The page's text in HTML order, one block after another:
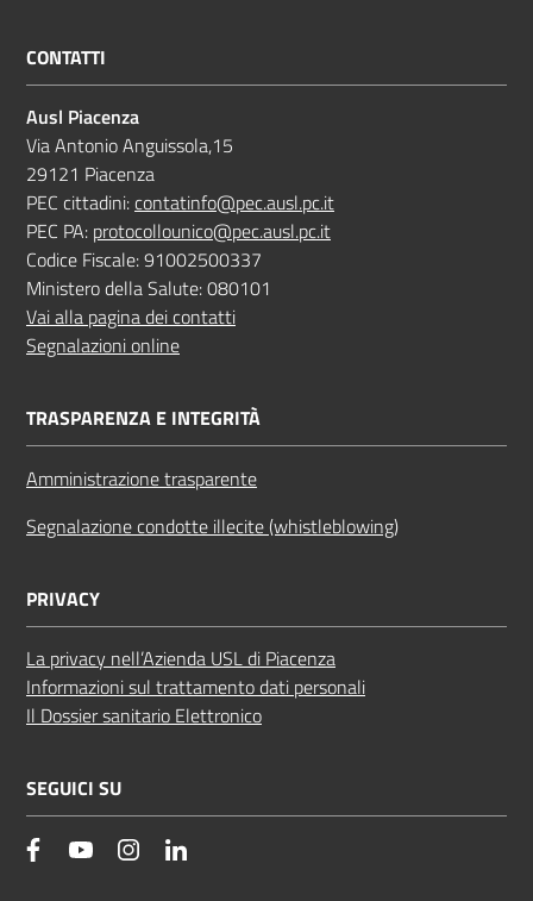
CONTATTI
Ausl Piacenza
Via Antonio Anguissola,15
29121 Piacenza
PEC cittadini:contatinfo@pec.ausl.pc.it
PEC PA: protocollounico@pec.ausl.pc.it
Codice Fiscale: 91002500337
Ministero della Salute: 080101
Vai alla pagina dei contatti
Segnalazioni online
TRASPARENZA E INTEGRITÀ
Amministrazione trasparente
Segnalazione condotte illecite (whistleblowing)
PRIVACY
La privacy nell’Azienda USL di Piacenza
Informazioni sul trattamento dati personali
Il Dossier sanitario Elettronico
SEGUICI SU
facebookYouTube Instagram